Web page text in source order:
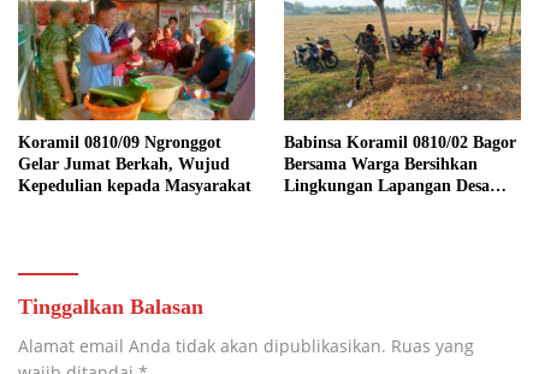
Koramil 0810/09 Ngronggot
Gelar Jumat Berkah, Wujud
Kepedulian kepada Masyarakat
Babinsa Koramil 0810/02 Bagor
Bersama Warga Bersihkan
Lingkungan Lapangan Desa
Tinggalkan Balasan
Alamat email Anda tidak akan dipublikasikan. Ruas yang